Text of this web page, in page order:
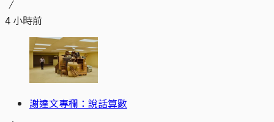
4 小時前
謝達文專欄：說話算數